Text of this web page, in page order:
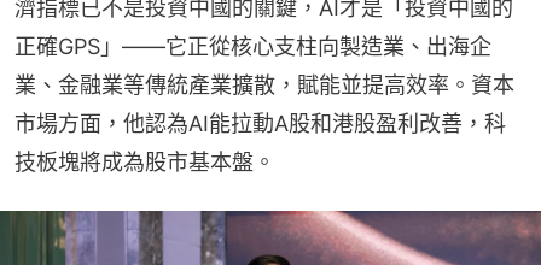
濟指標已不是投資中國的關鍵，AI才是「投資中國的
正確GPS」——它正從核心支柱向製造業、出海企
業、金融業等傳統產業擴散，賦能並提高效率。資本
市場方面，他認為AI能拉動A股和港股盈利改善，科
技板塊將成為股市基本盤。